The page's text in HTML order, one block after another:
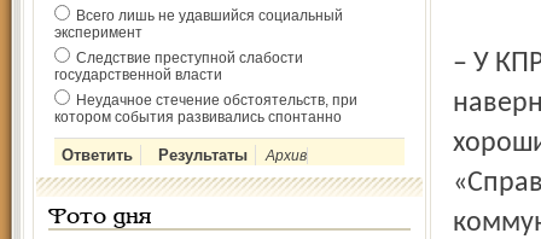
Всего лишь не удавшийся социальный
эксперимент
Следствие преступной слабости
государственной власти
Неудачное стечение обстоятельств, при
котором события развивались спонтанно
Архив
Фото дня
– У